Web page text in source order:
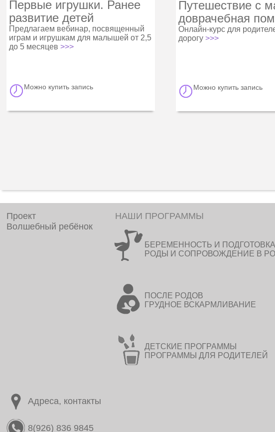
Первые игрушки. Ранее
развитие детей
Предлагаем вебинар, посвященный
играм и игрушкам для малышей от 2,5
до 5 месяцев >>>
Можно купить запись
Путешествие с
доврачебная
Онлайн-курс для
дорогу >>>
Можно купить запись
Проект
Волшебный ребёнок
НАШИ ПРОГРАММЫ
БЕРЕМЕННОСТЬ И
РОДЫ И СОПРОВОЖДЕНИЕ В
ПОСЛЕ РОДОВ
ГРУДНОЕ ВСКАРМЛИВАНИЕ
ДЕТСКИЕ ПРОГРАММЫ
ПРОГРАММЫ ДЛЯ РОДИТЕЛЕЙ
Адреса, контакты
8(926) 836 9845